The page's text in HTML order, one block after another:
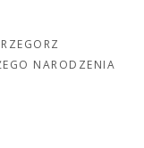
NARODZENIA